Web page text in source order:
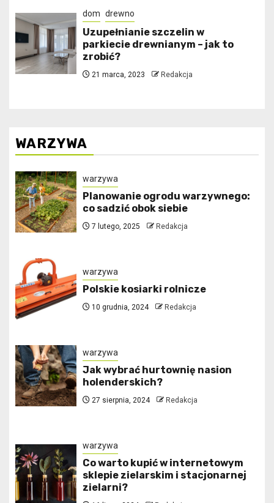
dom drewno
Uzupełnianie szczelin w
parkiecie drewnianym – jak to
zrobić?
21 marca, 2023 Redakcja
WARZYWA
warzywa
Planowanie ogrodu warzywnego:
co sadzić obok siebie
7 lutego, 2025 Redakcja
warzywa
Polskie kosiarki rolnicze
10 grudnia, 2024 Redakcja
warzywa
Jak wybrać hurtownię nasion
holenderskich?
27 sierpnia, 2024 Redakcja
warzywa
Co warto kupić w internetowym
sklepie zielarskim i stacjonarnej
zielarni?